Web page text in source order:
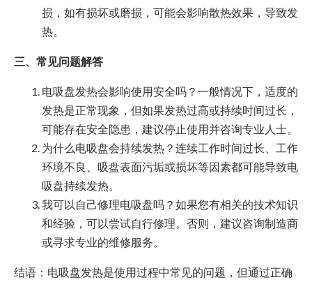
损，如有损坏或磨损，可能会影响散热效果，导致发
热。
三、常见问题解答
电吸盘发热会影响使用安全吗？一般情况下，适度的
发热是正常现象，但如果发热过高或持续时间过长，
可能存在安全隐患，建议停止使用并咨询专业人士。
为什么电吸盘会持续发热？连续工作时间过长、工作
环境不良、吸盘表面污垢或损坏等因素都可能导致电
吸盘持续发热。
我可以自己修理电吸盘吗？如果您有相关的技术知识
和经验，可以尝试自行修理。否则，建议咨询制造商
或寻求专业的维修服务。
结语：电吸盘发热是使用过程中常见的问题，但通过正确